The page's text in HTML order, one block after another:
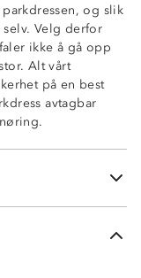
og slik
Velg derfor
ikke å gå opp
Alt vårt
på en best
avtagbar